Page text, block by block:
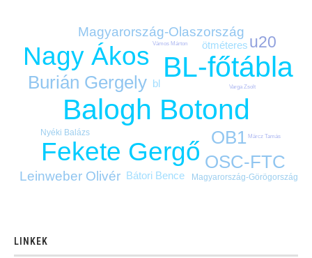
Balogh Botond
BL-főtábla
Fekete Gergő
Nagy Ákos
Burián Gergely
OB1
OSC-FTC
u20
Leinweber Olivér
Magyarország-Olaszország
bl
Bátori Bence
ötméteres
Magyarország-Görögország
Nyéki Balázs Märcz Tamás
Varga Zsolt
Vámos Márton
LINKEK